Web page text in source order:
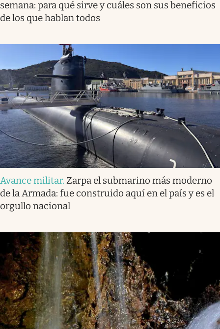
semana: para qué sirve y cuáles son sus beneficios
de los que hablan todos
Avance militar. Zarpa el submarino más moderno
de la Armada: fue construido aquí en el país y es el
orgullo nacional